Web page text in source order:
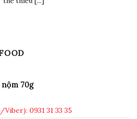
70g
0931 31 33 35